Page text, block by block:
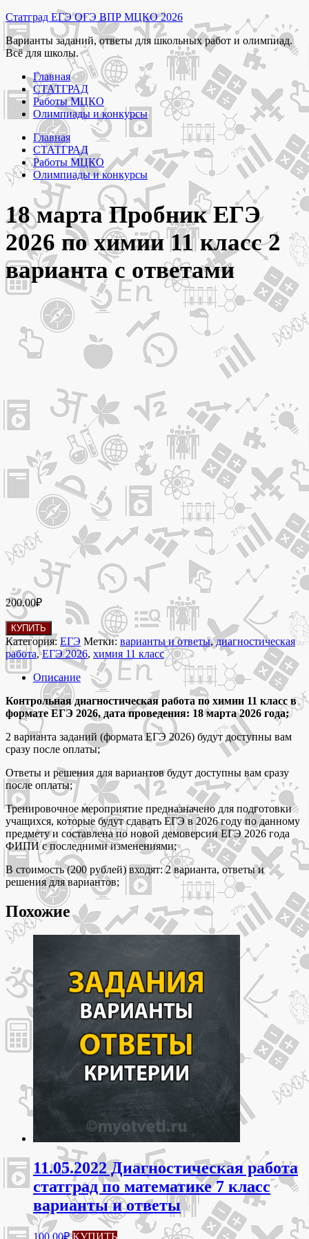
Перейти
к
содержимому
Статград ЕГЭ ОГЭ ВПР МЦКО 2026
Варианты заданий, ответы для школьных работ и олимпиад.
Всё для школы.
Главная
СТАТГРАД
Работы МЦКО
Олимпиады и конкурсы
Главная
СТАТГРАД
Работы МЦКО
Олимпиады и конкурсы
18 марта Пробник ЕГЭ
2026 по химии 11 класс 2
варианта с ответами
200.00₽
Количество
товара
18
марта
Пробник
2026
по
химии
11
класс
варианта
с
ответами
КУПИТЬ
Категория: ЕГЭ Метки: варианты и ответы,диагностическая
работа,ЕГЭ 2026, химия 11 класс
Описание
Контрольная диагностическая работа по химии 11 класс в
формате ЕГЭ 2026, дата проведения: 18 марта 2026 года;
2 варианта заданий (формата ЕГЭ 2026) будут доступны вам
сразу после оплаты;
Ответы и решения для вариантов будут доступны вам сразу
после оплаты;
Тренировочное мероприятие предназначено для подготовки
учащихся, которые будут сдавать ЕГЭ в 2026 году по данному
предмету и составлена по новой демоверсии ЕГЭ 2026 года
ФИПИ с последними изменениями;
В стоимость (200 рублей) входят: 2 варианта, ответы и
решения для вариантов;
Похожие
11.05.2022 Диагностическая работа
статград по математике 7 класс
варианты и ответы
100.00₽ КУПИТЬ